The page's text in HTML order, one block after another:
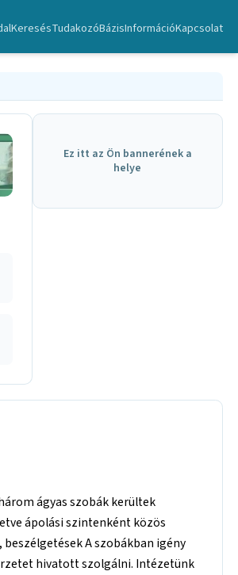
KeresésTudakozóBázisInformációKapcsolat
Ez itt az Ön bannerének a
helye
ágyas szobák kerültek
ápolási szintenként közös
A szobákban igény
hivatott szolgálni. Intézetünk